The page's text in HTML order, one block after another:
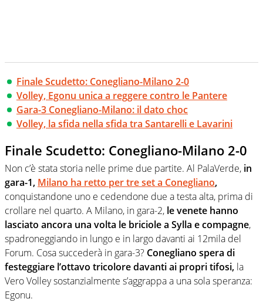
Finale Scudetto: Conegliano-Milano 2-0
Volley, Egonu unica a reggere contro le Pantere
Gara-3 Conegliano-Milano: il dato choc
Volley, la sfida nella sfida tra Santarelli e Lavarini
Finale Scudetto: Conegliano-Milano 2-0
Non c’è stata storia nelle prime due partite. Al PalaVerde, in
gara-1, Milano ha retto per tre set a Conegliano,
conquistandone uno e cedendone due a testa alta, prima di
crollare nel quarto. A Milano, in gara-2, le venete hanno
lasciato ancora una volta le briciole a Sylla e compagne,
spadroneggiando in lungo e in largo davanti ai 12mila del
Forum. Cosa succederà in gara-3? Conegliano spera di
festeggiare l’ottavo tricolore davanti ai propri tifosi, la
Vero Volley sostanzialmente s’aggrappa a una sola speranza:
Egonu.